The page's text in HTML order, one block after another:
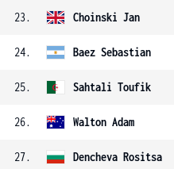
23. Choinski Jan
24. Baez Sebastian
25. Sahtali Toufik
26. Walton Adam
27. Dencheva Rositsa